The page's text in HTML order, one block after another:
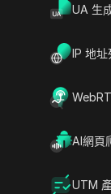
UA 生
IP 地址
AI網頁
UTM